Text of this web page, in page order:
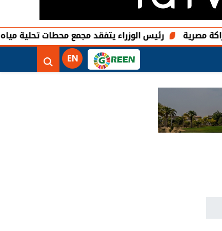
رئيس الوزراء يتفقد مجمع محطات تحلية مياه البحر بالرميلة بطاقة 125 ألف
EN